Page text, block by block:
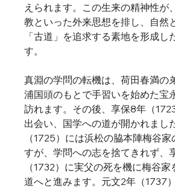
えられます。この生来の精神性が
教といった外来思想を排し、自然
「古道」を追求する素地を形成し
す。
真淵の学問の転機は、荷田春満の
浦国頭のもとで手習いを始めた宝
訪れます。その後、享保8年（
出会い、国学への道が開かれまし
（1725）には浜松の脇本陣梅谷家
すが、学問への志を捨てきれず、
（1732）に実父の死を機に梅谷
道へと進みます。元文2年（1737